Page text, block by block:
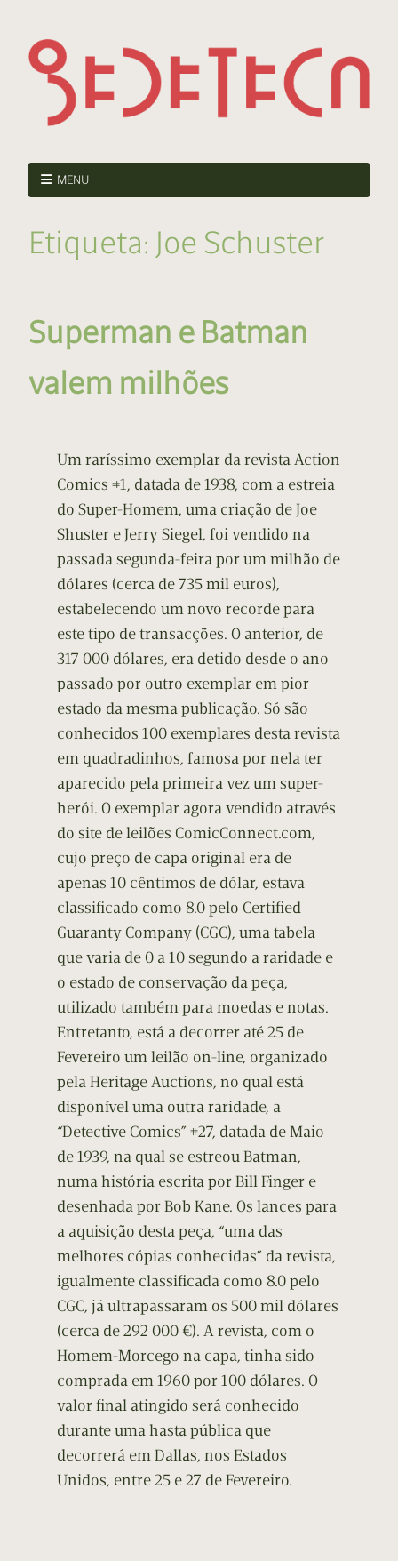
MENU
Etiqueta: Joe Schuster
Superman e Batman
valem milhões
Um raríssimo exemplar da revista Action
Comics #1, datada de 1938, com a estreia
do Super-Homem, uma criação de Joe
Shuster e Jerry Siegel, foi vendido na
passada segunda-feira por um milhão de
dólares (cerca de 735 mil euros),
estabelecendo um novo recorde para
este tipo de transacções. O anterior, de
317 000 dólares, era detido desde o ano
passado por outro exemplar em pior
estado da mesma publicação. Só são
conhecidos 100 exemplares desta revista
em quadradinhos, famosa por nela ter
aparecido pela primeira vez um super-
herói. O exemplar agora vendido através
do site de leilões ComicConnect.com,
cujo preço de capa original era de
apenas 10 cêntimos de dólar, estava
classificado como 8.0 pelo Certified
Guaranty Company (CGC), uma tabela
que varia de 0 a 10 segundo a raridade e
o estado de conservação da peça,
utilizado também para moedas e notas.
Entretanto, está a decorrer até 25 de
Fevereiro um leilão on-line, organizado
pela Heritage Auctions, no qual está
disponível uma outra raridade, a
“Detective Comics” #27, datada de Maio
de 1939, na qual se estreou Batman,
numa história escrita por Bill Finger e
desenhada por Bob Kane. Os lances para
a aquisição desta peça, “uma das
melhores cópias conhecidas” da revista,
igualmente classificada como 8.0 pelo
CGC, já ultrapassaram os 500 mil dólares
(cerca de 292 000 €). A revista, com o
Homem-Morcego na capa, tinha sido
comprada em 1960 por 100 dólares. O
valor final atingido será conhecido
durante uma hasta pública que
decorrerá em Dallas, nos Estados
Unidos, entre 25 e 27 de Fevereiro.